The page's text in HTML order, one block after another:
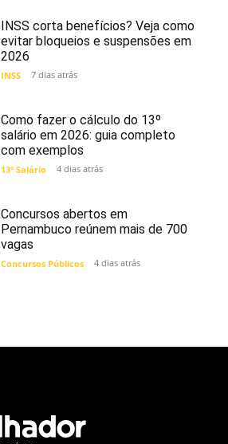
INSS corta benefícios? Veja como
evitar bloqueios e suspensões em
2026
INSS 7 dias atrás
Como fazer o cálculo do 13º
salário em 2026: guia completo
com exemplos
13º Salário 4 dias atrás
Concursos abertos em
Pernambuco reúnem mais de 700
vagas
Concursos Públicos 4 dias atrás